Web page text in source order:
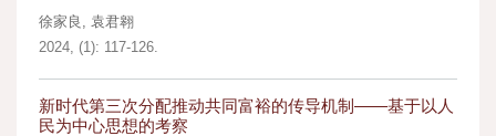
徐家良 , 袁君翱
2024, (1): 117-126.
新时代第三次分配推动共同富裕的传导机制——基于以人
民为中心思想的考察